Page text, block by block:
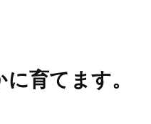
育てます。